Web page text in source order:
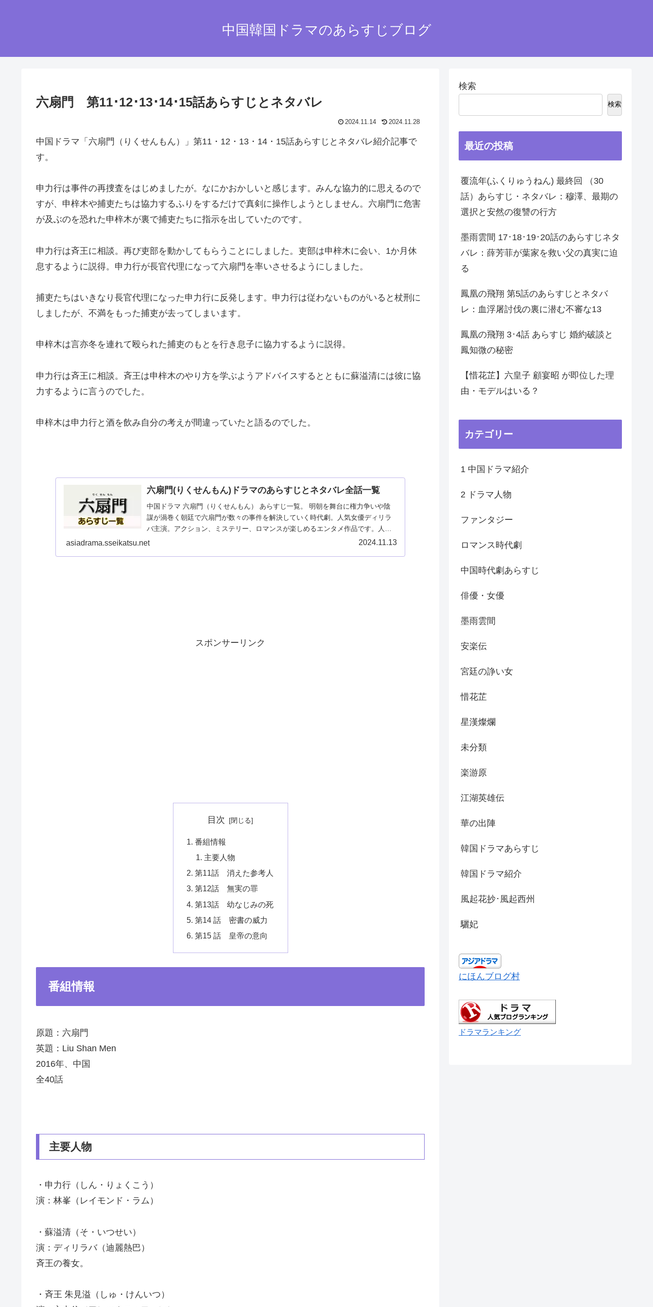
中国韓国ドラマのあらすじブログ
六扇門 第11･12･13･14･15話あらすじとネタバレ
2024.11.14 2024.11.28
中国ドラマ「六扇門（りくせんもん）」第11・12・13・14・15話あらすじとネタバレ紹介記事で
す。
申力行は事件の再捜査をはじめましたが。なにかおかしいと感じます。みんな協力的に思えるので
すが、申梓木や捕吏たちは協力するふりをするだけで真剣に操作しようとしません。六扇門に危害
が及ぶのを恐れた申梓木が裏で捕吏たちに指示を出していたのです。
申力行は斉王に相談。再び吏部を動かしてもらうことにしました。吏部は申梓木に会い、1か月休
息するように説得。申力行が長官代理になって六扇門を率いさせるようにしました。
捕吏たちはいきなり長官代理になった申力行に反発します。申力行は従わないものがいると杖刑に
しましたが、不満をもった捕吏が去ってしまいます。
申梓木は言亦冬を連れて殴られた捕吏のもとを行き息子に協力するように説得。
申力行は斉王に相談。斉王は申梓木のやり方を学ぶようアドバイスするとともに蘇溢清には彼に協
力するように言うのでした。
申梓木は申力行と酒を飲み自分の考えが間違っていたと語るのでした。
六扇門(りくせんもん)ドラマのあらすじとネタバレ全話一覧
中国ドラマ 六扇門（りくせんもん） あらすじ一覧。 明朝を舞台に権力争いや陰
謀が渦巻く朝廷で六扇門が数々の事件を解決していく時代劇。人気女優ディリラ
バ主演。アクション、ミステリー、ロマンスが楽しめるエンタメ作品です。人気
女優ディリラバのブレイク前の作品です。
asiadrama.sseikatsu.net 2024.11.13
スポンサーリンク
目次
番組情報
主要人物
第11話 消えた参考人
第12話 無実の罪
第13話 幼なじみの死
第14 話 密書の威力
第15 話 皇帝の意向
番組情報
原題：六扇門
英題：Liu Shan Men
2016年、中国
全40話
主要人物
・申力行（しん・りょくこう）
演：林峯（レイモンド・ラム）
・蘇溢清（そ・いつせい）
演：ディリラバ（迪麗熱巴）
斉王の養女。
・斉王 朱見溢（しゅ・けんいつ）
検索
検索
最近の投稿
覆流年(ふくりゅうねん) 最終回 （30
話）あらすじ・ネタバレ：穆澤、最期の
選択と安然の復讐の行方
墨雨雲間 17･18･19･20話のあらすじネタ
バレ：薛芳菲が葉家を救い父の真実に迫
る
鳳凰の飛翔 第5話のあらすじとネタバ
レ：血浮屠討伐の裏に潜む不審な13
鳳凰の飛翔 3･4話 あらすじ 婚約破談と
鳳知微の秘密
【惜花芷】六皇子 顧宴昭 が即位した理
由・モデルはいる？
カテゴリー
1 中国ドラマ紹介
2 ドラマ人物
ファンタジー
ロマンス時代劇
中国時代劇あらすじ
俳優・女優
墨雨雲間
安楽伝
宮廷の諍い女
惜花芷
星漢燦爛
未分類
楽游原
江湖英雄伝
華の出陣
韓国ドラマあらすじ
韓国ドラマ紹介
風起花抄･風起西州
驪妃
にほんブログ村
ドラマランキング